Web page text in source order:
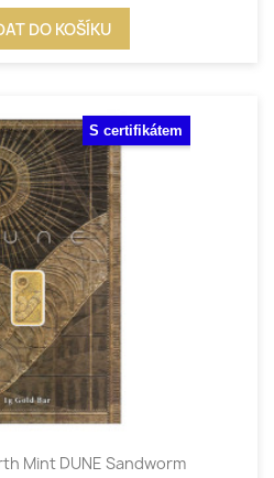
DO KOŠÍKU
S certifikátem
Mint DUNE Sandworm